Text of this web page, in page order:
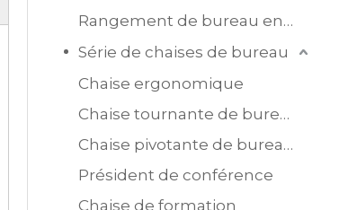
Rangement de bureau en acier
Série de chaises de bureau
Chaise ergonomique
Chaise tournante de bureau en maille
Chaise pivotante de bureau en cuir
Président de conférence
Chaise de formation